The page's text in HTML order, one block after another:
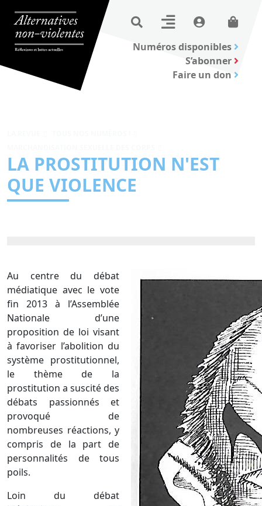
Numéros disponibles
S’abonner
Faire un don
LA PROSTITUTION N'EST
QUE VIOLENCE
Au centre du débat
médiatique avec le vote
fin 2013 à l’Assemblée
Nationale d’une
proposition de loi visant
à favoriser l’abolition du
système prostitutionnel,
le thème de la
prostitution a suscité des
débats passionnés et
provoqué de
nombreuses réactions, y
compris de la part de
personnalités de tous
poils.
Loin du débat